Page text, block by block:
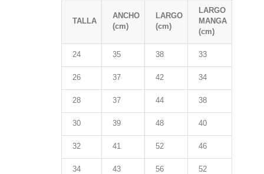
TALLA
ANCHO
(cm)
LARGO
(cm)
LARGO
MANGA
(cm)
24 35 38 33
26 37 42 34
28 37 44 38
30 39 48 40
32 41 52 46
34 43 56 52